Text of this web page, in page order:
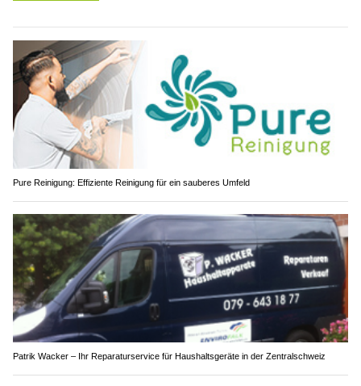
Pure Reinigung: Effiziente Reinigung für ein sauberes Umfeld
Patrik Wacker – Ihr Reparaturservice für Haushaltsgeräte in der Zentralschweiz